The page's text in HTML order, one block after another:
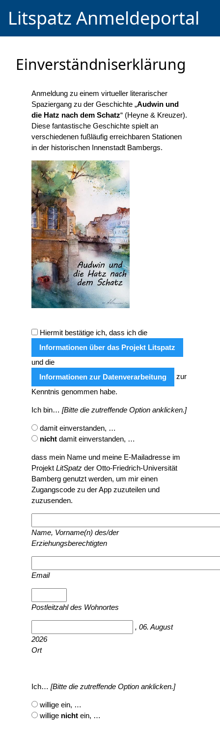
Litspatz Anmeldeportal
Einverständniserklärung
Anmeldung zu einem virtueller literarischer
Spaziergang zu der Geschichte „Audwin und
die Hatz nach dem Schatz“ (Heyne & Kreuzer).
Diese fantastische Geschichte spielt an
verschiedenen fußläufig erreichbaren Stationen
in der historischen Innenstadt Bambergs.
Hiermit bestätige ich, dass ich die
Informationen über das Projekt Litspatz
und die
Informationen zur Datenverarbeitung
zur
Kenntnis genommen habe.
Ich bin… [Bitte die zutreffende Option anklicken.]
damit einverstanden, …
nicht damit einverstanden, …
dass mein Name und meine E-Mailadresse im
Projekt LitSpatz der Otto-Friedrich-Universität
Bamberg genutzt werden, um mir einen
Zugangscode zu der App zuzuteilen und
zuzusenden.
Name, Vorname(n) des/der
Erziehungsberechtigten
Email
Postleitzahl des Wohnortes
, 06. August
2026
Ort
Ich… [Bitte die zutreffende Option anklicken.]
willige ein, …
willige nicht ein, …